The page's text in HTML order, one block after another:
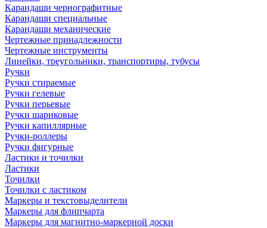
Карандаши чернографитные
Карандаши специальные
Карандаши механические
Чертежные принадлежности
Чертежные инструменты
Линейки, треугольники, транспортиры, тубусы
Ручки
Ручки стираемые
Ручки гелевые
Ручки перьевые
Ручки шариковые
Ручки капиллярные
Ручки-роллеры
Ручки фигурные
Ластики и точилки
Ластики
Точилки
Точилки с ластиком
Маркеры и текстовыделители
Маркеры для флипчарта
Маркеры для магнитно-маркерной доски